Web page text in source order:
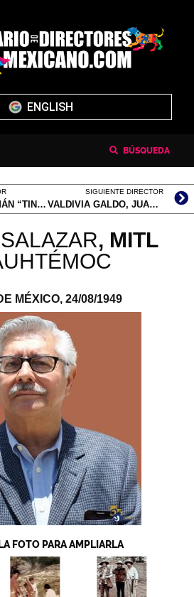
ENGLISH
BÚSQUEDA
VALDÉS, GERMÁN “TIN TAN” (NOMBRE VERDADERO, GENARO CIPRIANO GERMÁN VALDÉS GÓMEZ CASTILLO)
SIGUIENTE DIRECTOR
VALDIVIA GALDO, JUAN CARLOS
SALAZAR, MITL
MÉXICO, 24/08/1949
FOTO PARA AMPLIARLA